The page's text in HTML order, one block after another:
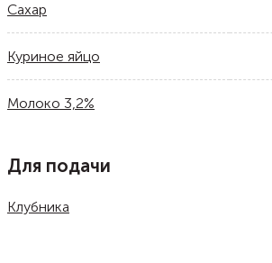
Сахар
Куриное яйцо
Молоко 3,2%
Для подачи
Клубника